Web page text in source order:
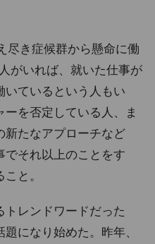
き症候群から懸命に働
がいれば、就いた仕事が
いているという人もい
を否定している人、ま
新たなアプローチなど
でそれ以上のことをす
と。
レンドワードだった
になり始めた。昨年、